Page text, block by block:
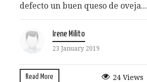
defecto un buen queso de oveja...
Irene Milito
23 January 2019
Read More 24 Views